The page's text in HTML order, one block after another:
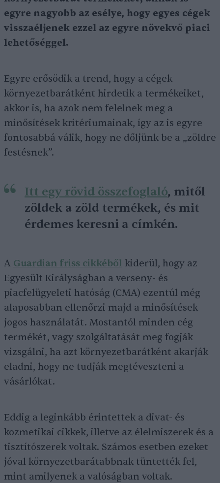
egyre nagyobb az esélye, hogy egyes cégek
visszaéljenek ezzel az egyre növekvő piaci
lehetőséggel.
Egyre erősödik a trend, hogy a cégek
környezetbarátként hirdetik a termékeiket,
akkor is, ha azok nem felelnek meg a
minősítések kritériumainak, így az is egyre
fontosabbá válik, hogy ne dőljünk be a „zöldre
festésnek”.
Itt egy rövid összefoglaló, mitől
zöldek a zöld termékek, és mit
érdemes keresni a címkén.
A Guardian friss cikkéből kiderül, hogy az
Egyesült Királyságban a verseny- és
piacfelügyeleti hatóság (CMA) ezentúl még
alaposabban ellenőrzi majd a minősítések
jogos használatát. Mostantól minden cég
termékét, vagy szolgáltatását meg fogják
vizsgálni, ha azt környezetbarátként akarják
eladni, hogy ne tudják megtéveszteni a
vásárlókat.
Eddig a leginkább érintettek a divat- és
kozmetikai cikkek, illetve az élelmiszerek és a
tisztítószerek voltak. Számos esetben ezeket
jóval környezetbarátabbnak tüntették fel,
mint amilyenek a valóságban voltak.